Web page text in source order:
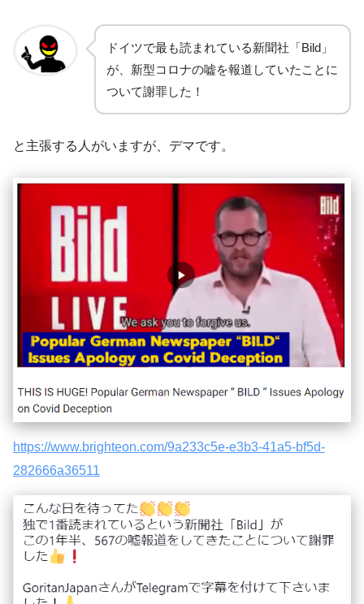
ドイツで最も読まれている新聞社「Bild」
が、新型コロナの嘘を報道していたことに
ついて謝罪した！
と主張する人がいますが、デマです。
https://www.brighteon.com/9a233c5e-e3b3-41a5-bf5d-
282666a36511